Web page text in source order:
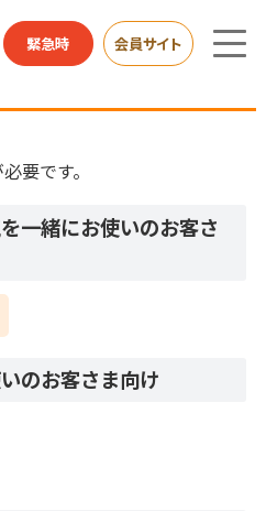
緊急時 会員サイト
ガス料金割引プラン
要です。
一緒にお使いのお客さ
のお客さま向け